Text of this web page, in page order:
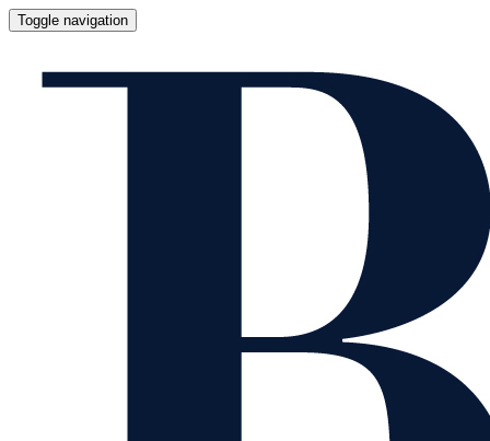
Toggle navigation